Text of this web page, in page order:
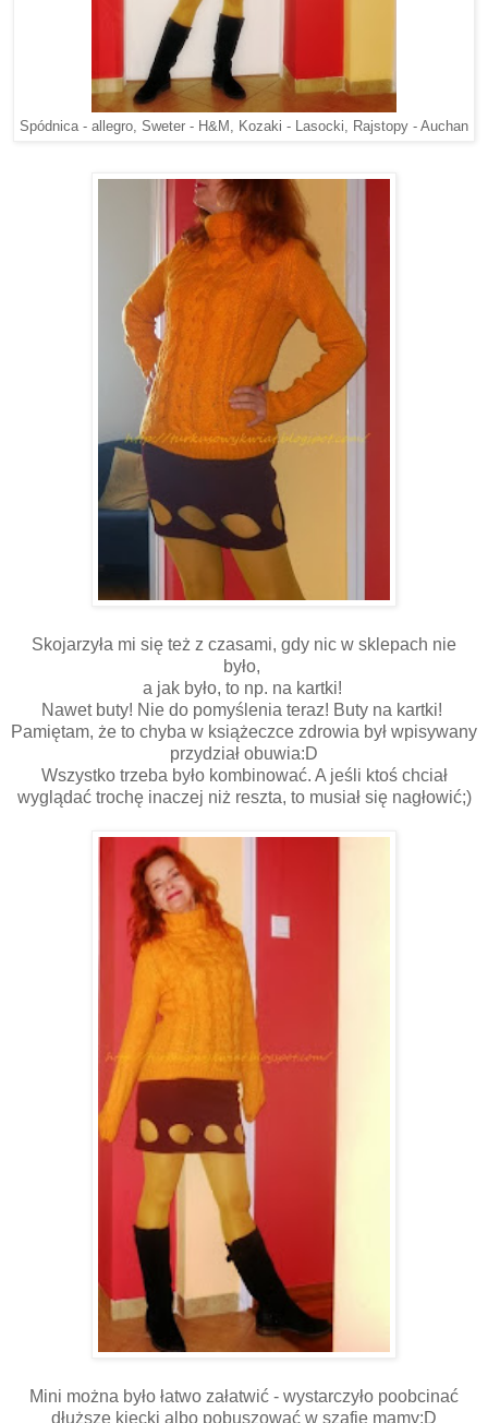
Spódnica - allegro, Sweter - H&M, Kozaki - Lasocki, Rajstopy - Auchan
Skojarzyła mi się też z czasami, gdy nic w sklepach nie
było,
a jak było, to np. na kartki!
Nawet buty! Nie do pomyślenia teraz! Buty na kartki!
Pamiętam, że to chyba w książeczce zdrowia był wpisywany
przydział obuwia:D
Wszystko trzeba było kombinować. A jeśli ktoś chciał
wyglądać trochę inaczej niż reszta, to musiał się nagłowić;)
Mini można było łatwo załatwić - wystarczyło poobcinać
dłuższe kiecki albo pobuszować w szafie mamy:D